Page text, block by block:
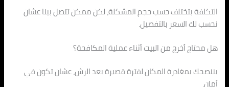
التكلفة بتختلف حسب حجم المشكلة، لكن ممكن تتصل بينا عشان
نحسب لك السعر بالتفصيل.
هل محتاج أخرج من البيت أثناء عملية المكافحة؟
بننصحك بمغادرة المكان لفترة قصيرة بعد الرش، عشان تكون في
أمان.